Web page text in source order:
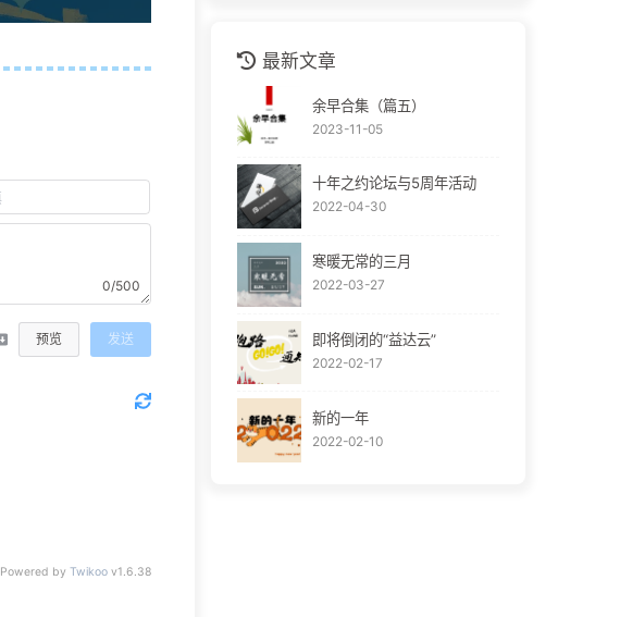
0/500
预览 发送
Powered by Twikoov1.6.38
最新文章
余早合集（篇五）
2023-11-05
十年之约论坛与5周年活动
2022-04-30
寒暖无常的三月
2022-03-27
即将倒闭的“益达云”
2022-02-17
新的一年
2022-02-10